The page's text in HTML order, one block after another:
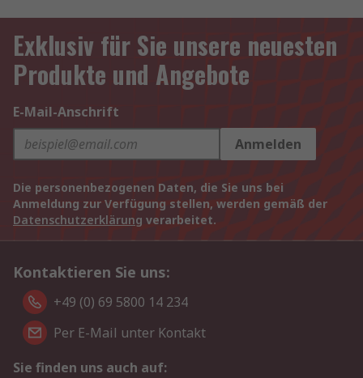
Exklusiv für Sie unsere neuesten
Produkte und Angebote
E-Mail-Anschrift
Anmelden
Die personenbezogenen Daten, die Sie uns bei
Anmeldung zur Verfügung stellen, werden gemäß der
Datenschutzerklärung verarbeitet.
Kontaktieren Sie uns:
+49 (0) 69 5800 14 234
Per E-Mail unter Kontakt
Sie finden uns auch auf: